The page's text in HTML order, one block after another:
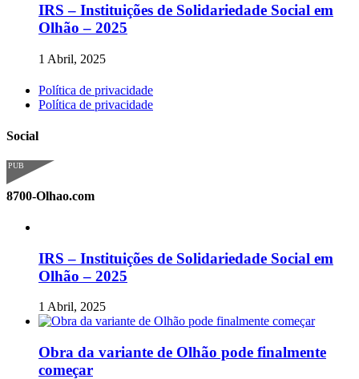
IRS – Instituições de Solidariedade Social em
Olhão – 2025
1 Abril, 2025
Política de privacidade
Política de privacidade
Social
PUB
8700-Olhao.com
IRS – Instituições de Solidariedade Social em
Olhão – 2025
1 Abril, 2025
Obra da variante de Olhão pode finalmente
começar